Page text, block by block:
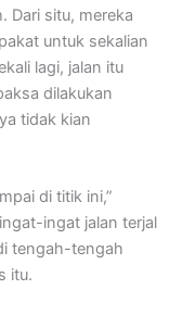
Dari situ, mereka
untuk sekalian
lagi, jalan itu
dilakukan
tidak kian
di titik ini,”
ingat jalan terjal
tengah-tengah
itu.